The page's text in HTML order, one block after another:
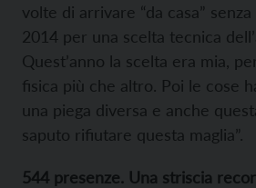
volte di arrivare “da casa”
2014 per una scelta tecnica
Quest’anno la scelta era mia,
fisica più che altro. Poi le cose
una piega diversa e anche
saputo rifiutare questa maglia”.
544 presenze. Una striscia